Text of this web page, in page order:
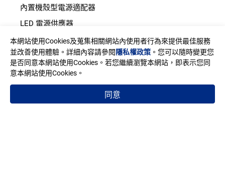
內置機殼型電源適配器
LED 電源供應器
地址
臺灣新北市中和區建一路150號11樓之2(E棟)
本網站使用Cookies及蒐集相關網站內使用者行為來提供最佳服務
並改善使用體驗。詳細內容請參閱 隱私權政策 。您可以隨時變更您
是否同意本網站使用Cookies。若您繼續瀏覽本網站，即表示您同
意本網站使用Cookies。
同意